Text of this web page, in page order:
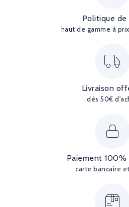
Politique de
haut de gamme à
Livraison
dès 50€
Paiement 100%
carte bancaire